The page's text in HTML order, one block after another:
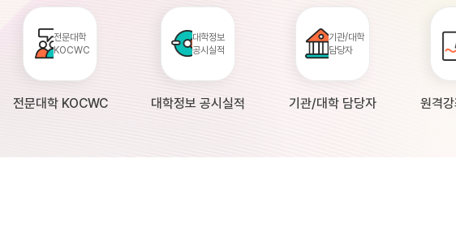
전문대학
KOCWC
전문대학 KOCWC
대학정보
공시실적
대학정보 공시실적
기관/대학
담당자
기관/대학 담당자 원격